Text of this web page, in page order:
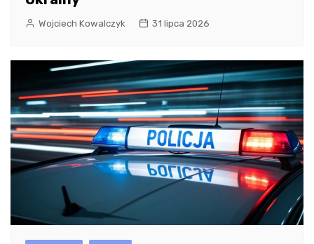
Wojciech Kowalczyk 31 lipca 2026